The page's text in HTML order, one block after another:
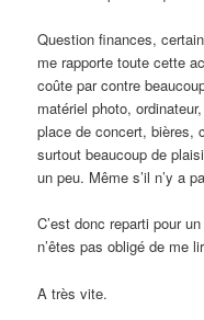
Question finances,
me rapporte toute cette
coûte par contre
matériel photo,
place de concert, bières,
surtout beaucoup de
un peu. Même s’il n’y a
C’est donc reparti pour
n’êtes pas obligé de me
A très vite.